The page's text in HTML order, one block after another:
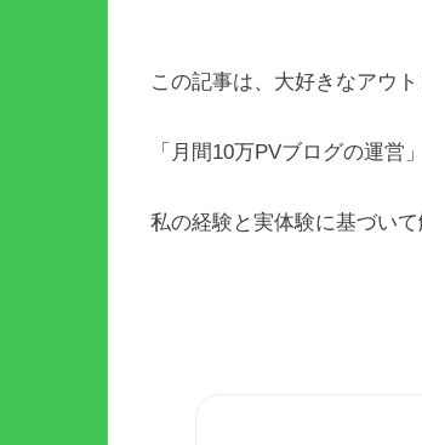
この記事は、大好きなアウ
「月間10万PVブログの運
私の経験と実体験に基づい